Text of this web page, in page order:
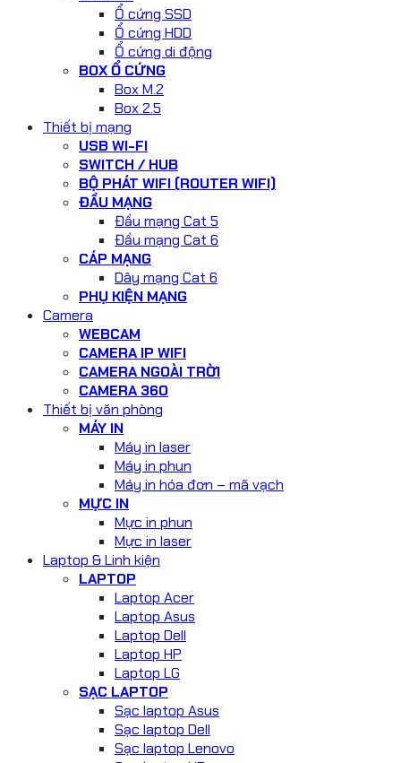
Ổ cứng SSD
Ổ cứng HDD
Ổ cứng di động
BOX Ổ CỨNG
Box M.2
Box 2.5
Thiết bị mạng
USB WI-FI
SWITCH / HUB
BỘ PHÁT WIFI (ROUTER WIFI)
ĐẦU MẠNG
Đầu mạng Cat 5
Đầu mạng Cat 6
CÁP MẠNG
Dây mạng Cat 6
PHỤ KIỆN MẠNG
Camera
WEBCAM
CAMERA IP WIFI
CAMERA NGOÀI TRỜI
CAMERA 360
Thiết bị văn phòng
MÁY IN
Máy in laser
Máy in phun
Máy in hóa đơn – mã vạch
MỰC IN
Mực in phun
Mực in laser
Laptop & Linh kiện
LAPTOP
Laptop Acer
Laptop Asus
Laptop Dell
Laptop HP
Laptop LG
SẠC LAPTOP
Sạc laptop Asus
Sạc laptop Dell
Sạc laptop Lenovo